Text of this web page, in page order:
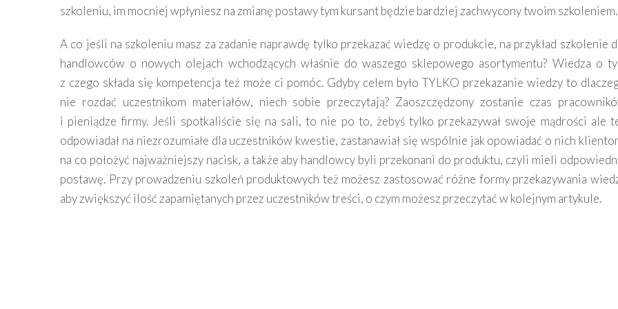
szkoleniu, im mocniej wpłyniesz na zmianę postawy tym kursant będzie bardziej zachwycony twoim szkoleniem.
A co jeśli na szkoleniu masz za zadanie naprawdę tylko przekazać wiedzę o produkcie, na przykład szkolenie
handlowców o nowych olejach wchodzących właśnie do waszego sklepowego asortymentu? Wiedza o
z czego składa się kompetencja też może ci pomóc. Gdyby celem było TYLKO przekazanie wiedzy to
nie rozdać uczestnikom materiałów, niech sobie przeczytają? Zaoszczędzony zostanie czas
i pieniądze firmy. Jeśli spotkaliście się na sali, to nie po to, żebyś tylko przekazywał swoje mądrości ale
odpowiadał na niezrozumiałe dla uczestników kwestie, zastanawiał się wspólnie jak opowiadać o nich
na co położyć najważniejszy nacisk, a także aby handlowcy byli przekonani do produktu, czyli mieli
postawę. Przy prowadzeniu szkoleń produktowych też możesz zastosować różne formy przekazywania
aby zwiększyć ilość zapamiętanych przez uczestników treści, o czym możesz przeczytać w kolejnym artykule.